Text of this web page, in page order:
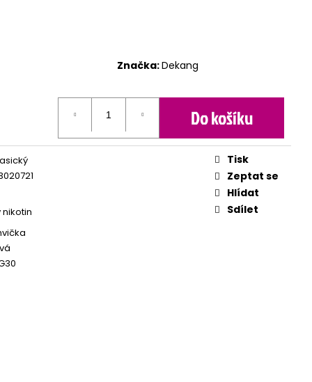
Značka:Dekang
Do košíku
nikotin
Tisk
Zeptat se
Hlídat
Sdílet